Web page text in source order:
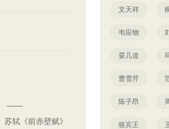
——
苏轼《前赤壁赋》
文天祥
韦应物
晏几道
曹雪芹
陈子昂
骆宾王